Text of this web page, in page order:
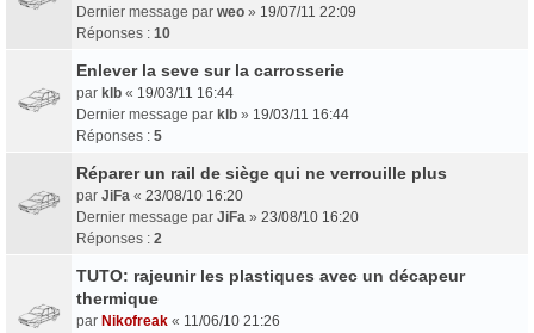
Dernier message par weo » 19/07/11 22:09
Réponses : 10
Enlever la seve sur la carrosserie
par klb « 19/03/11 16:44
Dernier message par klb » 19/03/11 16:44
Réponses : 5
Réparer un rail de siège qui ne verrouille plus
par JiFa « 23/08/10 16:20
Dernier message par JiFa » 23/08/10 16:20
Réponses : 2
TUTO: rajeunir les plastiques avec un décapeur
thermique
par Nikofreak « 11/06/10 21:26